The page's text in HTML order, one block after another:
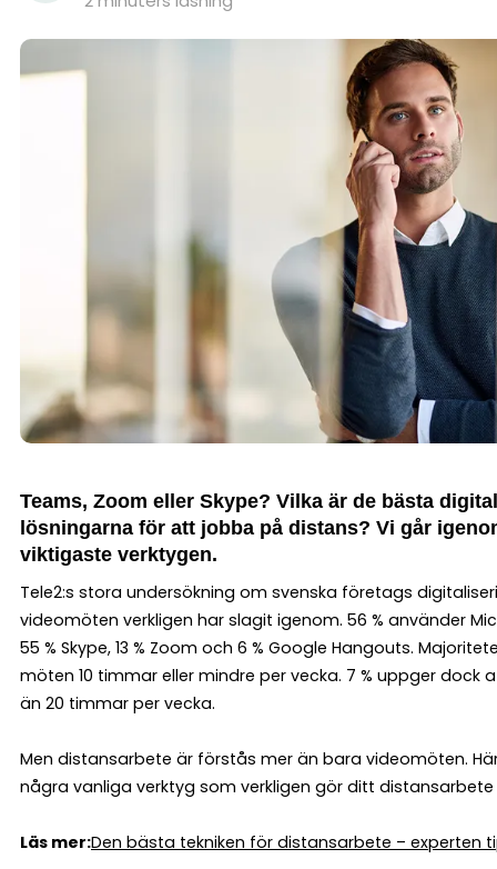
Teams, Zoom eller Skype? Vilka är de bästa
lösningarna för att jobba på distans? Vi går
viktigaste verktygen.
Tele2:s stora undersökning om svenska företags
videomöten verkligen har slagit igenom. 56 % använder
55 % Skype, 13 % Zoom och 6 % Google Hangouts.
möten 10 timmar eller mindre per vecka. 7 % uppger dock
än 20 timmar per vecka.
Men distansarbete är förstås mer än bara videomöten.
några vanliga verktyg som verkligen gör ditt
Läs mer:Den bästa tekniken för distansarbete – experten